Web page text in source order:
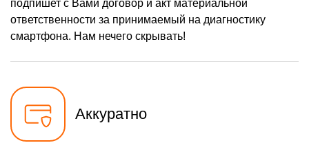
подпишет с Вами договор и акт материальной
ответственности за принимаемый на диагностику
смартфона. Нам нечего скрывать!
Аккуратно